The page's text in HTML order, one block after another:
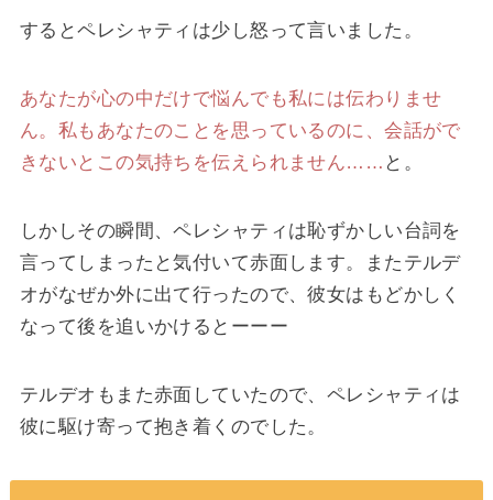
するとペレシャティは少し怒って言いました。
あなたが心の中だけで悩んでも私には伝わりませ
ん。私もあなたのことを思っているのに、会話がで
きないとこの気持ちを伝えられません…… と。
しかしその瞬間、ペレシャティは恥ずかしい台詞を
言ってしまったと気付いて赤面します。またテルデ
オがなぜか外に出て行ったので、彼女はもどかしく
なって後を追いかけるとーーー
テルデオもまた赤面していたので、ペレシャティは
彼に駆け寄って抱き着くのでした。